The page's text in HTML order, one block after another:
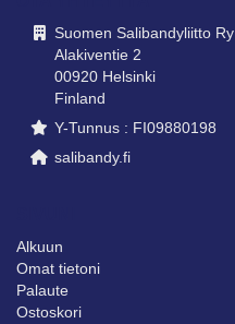
Suomen Salibandyliitto Ry
Alakiventie 2
00920 Helsinki
Finland
Y-Tunnus : FI09880198
salibandy.fi
Alkuun
Omat tietoni
Palaute
Ostoskori